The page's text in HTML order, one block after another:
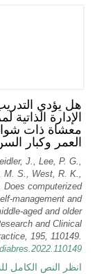
هل يؤدي
الإدارة
معشاة ذات
العمر وكبار
J., Lee, P. G.,
S., West, R. K.,
Does computerized
management and
aged and older
and Clinical
195, 110149.
انظر النص الكامل